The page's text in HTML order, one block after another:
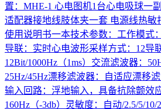
置：MHE-1 心电图机1台心电吸球一
适配器接地线肢体夹一套 电源线热敏
使用说明书一本技术参数：工作模式
导联：实时心电波形采样方式：12导
12Bit/1000Hz（1ms）交流滤波器：
25Hz/45Hz漂移滤波器：自适应漂移
输入回路：浮地输入，具备抗除颤效
160Hz（-3db）灵敏度：自动/2.5/5/10/